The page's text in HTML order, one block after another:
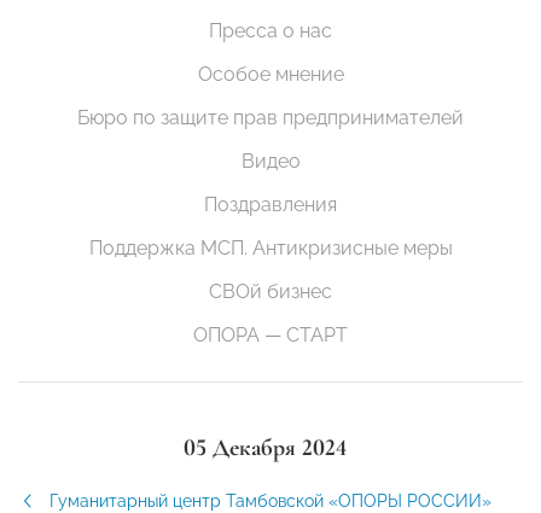
Пресса о нас
Особое мнение
Бюро по защите прав предпринимателей
Видео
Поздравления
Поддержка МСП. Антикризисные меры
СВОй бизнес
ОПОРА — СТАРТ
05 Декабря 2024
Гуманитарный центр Тамбовской «ОПОРЫ РОССИИ»